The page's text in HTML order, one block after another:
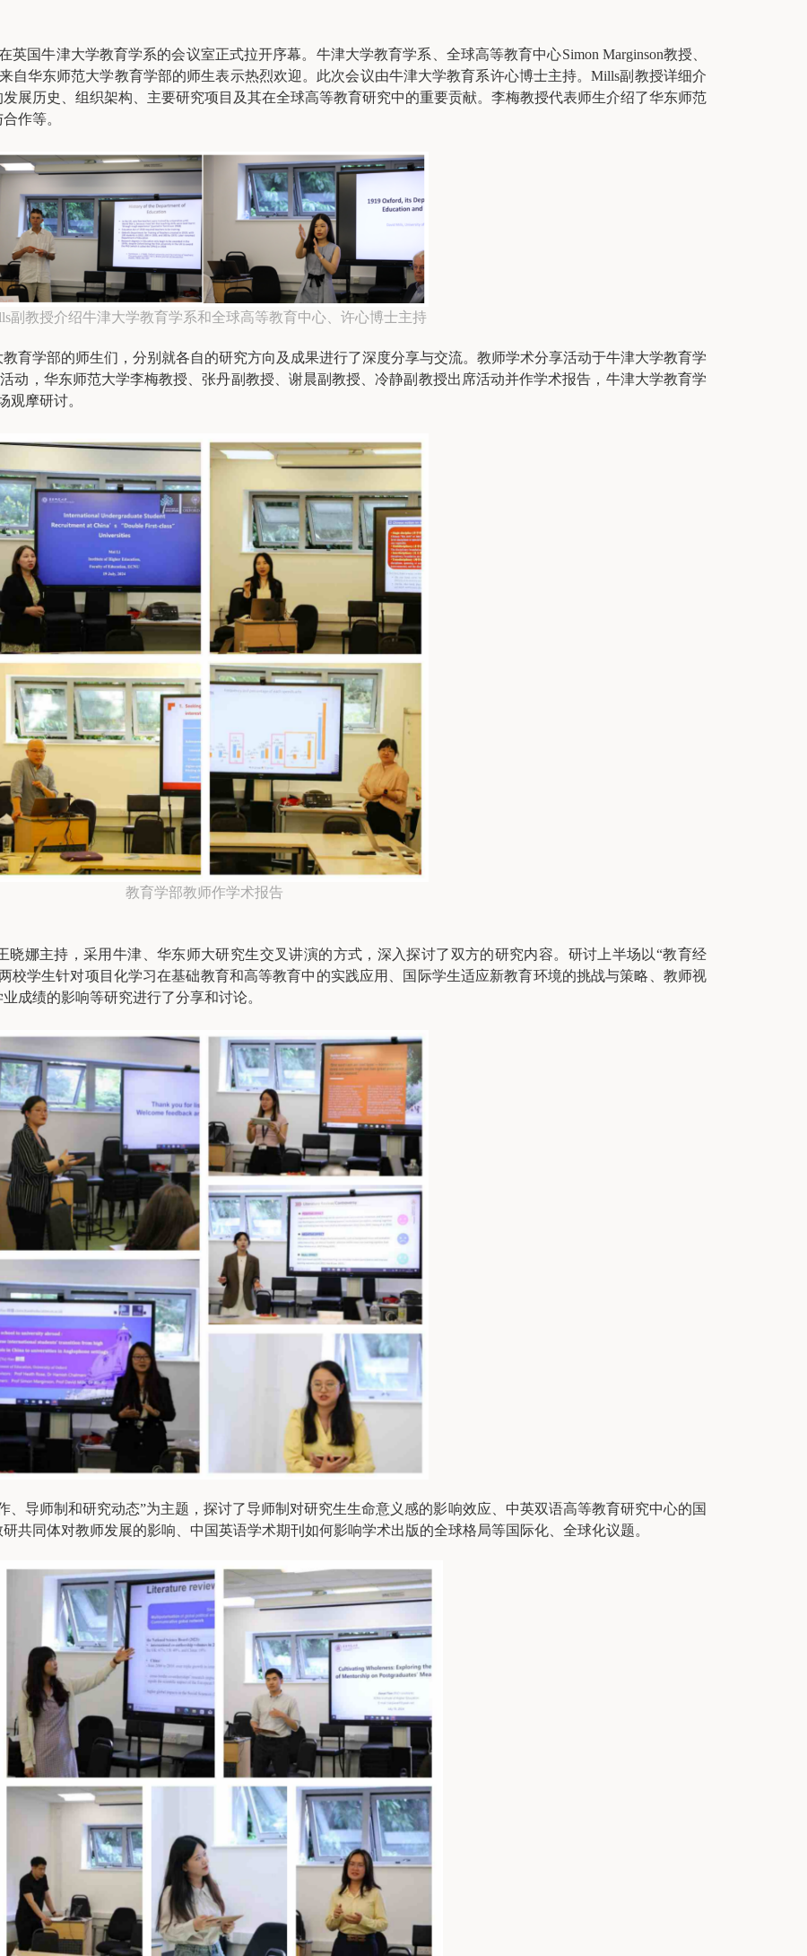
英国牛津大学教育学系的会议室正式拉开序幕。牛津大学教育学系、全球高等教育中心Simon Marginson教授、
自华东师范大学教育学部的师生表示热烈欢迎。此次会议由牛津大学教育系许心博士主持。Mills副教授详细介
展历史、组织架构、主要研究项目及其在全球高等教育研究中的重要贡献。李梅教授代表师生介绍了华东师范
作等。
副教授介绍牛津大学教育学系和全球高等教育中心、许心博士主持
育学部的师生们，分别就各自的研究方向及成果进行了深度分享与交流。教师学术分享活动于牛津大学教育学
动，华东师范大学李梅教授、张丹副教授、谢晨副教授、冷静副教授出席活动并作学术报告，牛津大学教育学
观摩研讨。
教育学部教师作学术报告
晓娜主持，采用牛津、华东师大研究生交叉讲演的方式，深入探讨了双方的研究内容。研讨上半场以“教育经
校学生针对项目化学习在基础教育和高等教育中的实践应用、国际学生适应新教育环境的挑战与策略、教师视
成绩的影响等研究进行了分享和讨论。
、导师制和研究动态”为主题，探讨了导师制对研究生生命意义感的影响效应、中英双语高等教育研究中心的国
共同体对教师发展的影响、中国英语学术期刊如何影响学术出版的全球格局等国际化、全球化议题。